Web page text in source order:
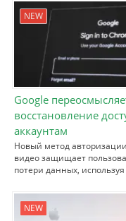
NEW
Google
восстановление
аккаунтам
Новый метод
видео защищает
потери данных,
NEW